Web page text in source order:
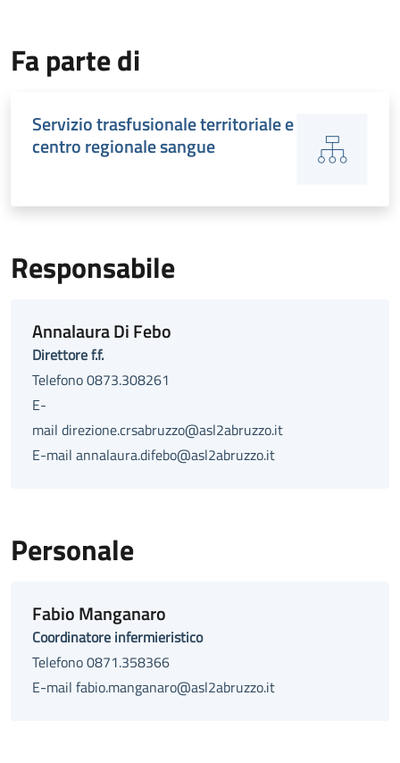
Fa parte di
Servizio trasfusionale territoriale e
centro regionale sangue
Responsabile
Annalaura Di Febo
Direttore f.f.
Telefono 0873.308261
E-
mail direzione.crsabruzzo@asl2abruzzo.it
E-mail annalaura.difebo@asl2abruzzo.it
Personale
Fabio Manganaro
Coordinatore infermieristico
Telefono 0871.358366
E-mail fabio.manganaro@asl2abruzzo.it